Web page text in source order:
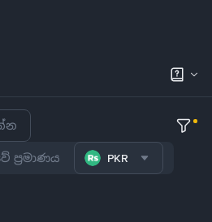
PKR